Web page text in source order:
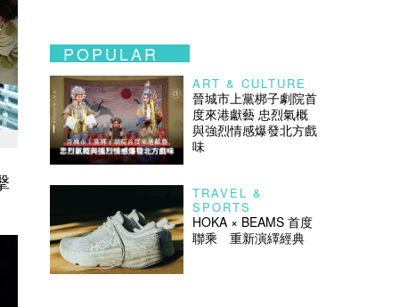
POPULAR
ART & CULTURE
晉城市上黨梆子劇院首
度來港獻藝 忠烈氣概
與強烈情感爆發北方戲
味
TRAVEL &
SPORTS
HOKA × BEAMS 首度
聯乘 重新演繹經典